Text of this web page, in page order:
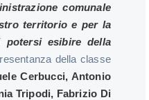
comunale
territorio e per la
esibire della
della classe
Cerbucci, Antonio
Tripodi, Fabrizio Di